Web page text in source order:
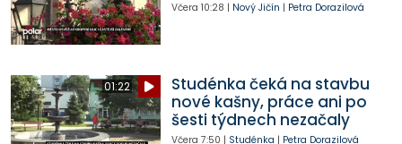
Včera 10:28 | Nový Jičín | Petra Dorazilová
01:22
Studénka čeká na stavbu
nové kašny, práce ani po
šesti týdnech nezačaly
Včera 7:50 | Studénka | Petra Dorazilová